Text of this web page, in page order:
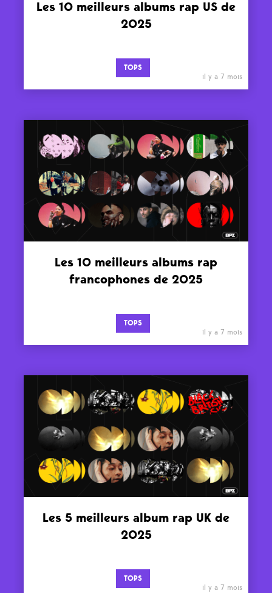
Les 10 meilleurs albums rap US de
2025
TOPS
il y a 7 mois
Les 10 meilleurs albums rap
francophones de 2025
TOPS
il y a 7 mois
Les 5 meilleurs album rap UK de
2025
TOPS
il y a 7 mois